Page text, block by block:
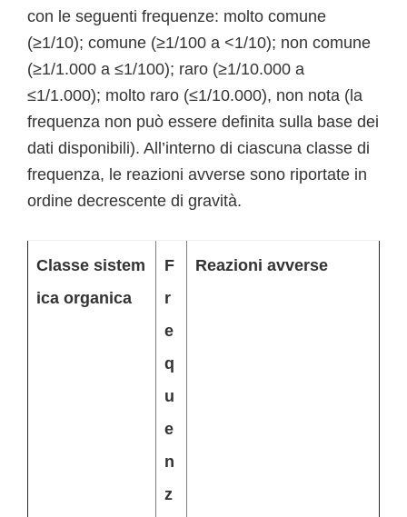
con le seguenti frequenze: molto comune
(≥1/10); comune (≥1/100 a <1/10); non comune
(≥1/1.000 a ≤1/100); raro (≥1/10.000 a
≤1/1.000); molto raro (≤1/10.000), non nota (la
frequenza non può essere definita sulla base dei
dati disponibili). All’interno di ciascuna classe di
frequenza, le reazioni avverse sono riportate in
ordine decrescente di gravità.
Classe sistem
ica organica
F
r
e
q
u
e
n
z
Reazioni avverse